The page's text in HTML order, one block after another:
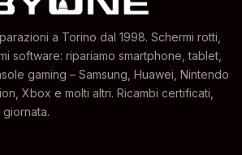
a Torino dal 1998. Schermi rotti,
software: ripariamo smartphone, tablet,
gaming – Samsung, Huawei, Nintendo
Xbox e molti altri. Ricambi certificati,